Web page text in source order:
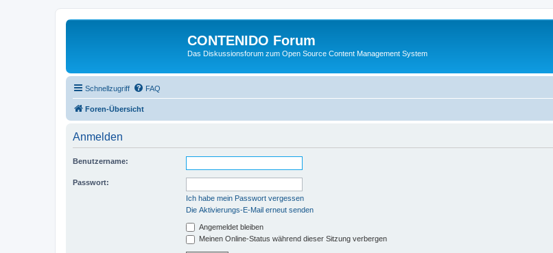
CONTENIDO Forum
Das Diskussionsforum zum Open Source Content Management System
Schnellzugriff FAQ
Foren-Übersicht
Anmelden
Benutzername:
Passwort:
Ich habe mein Passwort vergessen
Die Aktivierungs-E-Mail erneut senden
Angemeldet bleiben
Meinen Online-Status während dieser Sitzung verbergen